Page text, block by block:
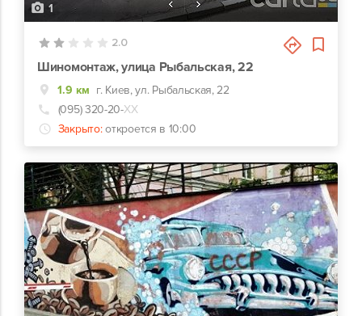
1
2.0
Шиномонтаж, улица Рыбальская, 22
1.9 км г. Киев, ул. Рыбальская, 22
(095) 320-20-ХХ
Закрыто: откроется в 10:00